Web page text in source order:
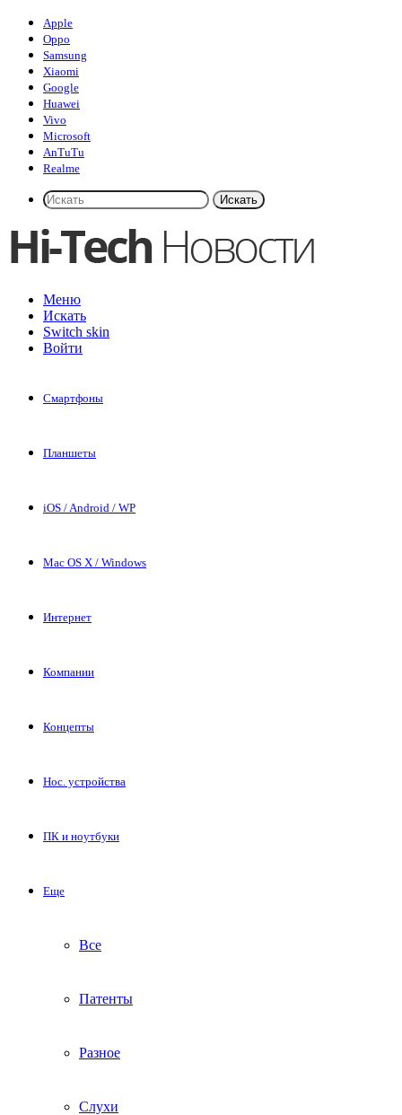
Apple
Oppo
Samsung
Xiaomi
Google
Huawei
Vivo
Microsoft
AnTuTu
Realme
Искать
Меню
Искать
Switch skin
Войти
Смартфоны
Планшеты
iOS / Android / WP
Mac OS X / Windows
Интернет
Компании
Концепты
Нос. устройства
ПК и ноутбуки
Еще
Все
Патенты
Разное
Слухи